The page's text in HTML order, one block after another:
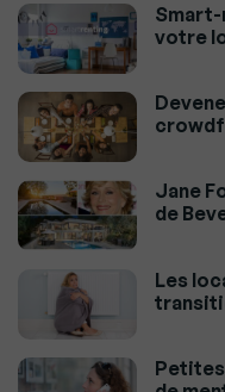
Smart-
votre
Jane
de
Les